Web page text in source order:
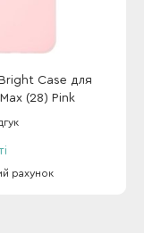
Case для
(28) Pink
рахунок